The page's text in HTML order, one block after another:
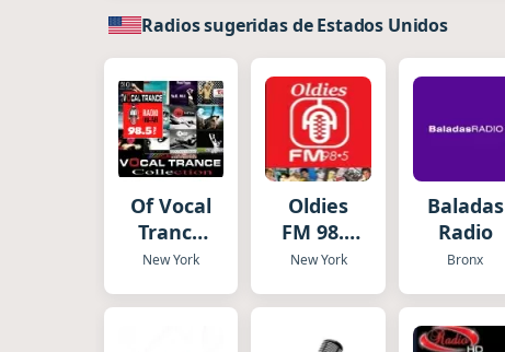
Radios sugeridas de Estados Unidos
Of Vocal
Trance
Live
New York
Oldies
FM 98.5
Stereo
Español
Vivo
New York
Baladas
Radio
Bronx